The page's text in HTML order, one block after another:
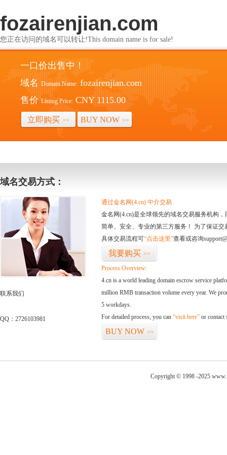
fozairenjian.com
您正在访问的域名可以转让!This domain name is for sale!
一口价出售中！
域名 Domain Name: fozairenjian.com
售价 Listing Price: CNY 1115.00
立即购买 >> BUY NOW >>
域名交易方式：
联系我们
QQ：2726103981
通过金名网(4.cn) 中介交易
金名网(4.cn)是全球领先的域名交易服务机构
简单、安全、专业的第三方服务！ 为了保证
具体交易流程可“点击这里”查看或咨询
我要购买 >>
Process Overview:
4.cn is a world leading domain escrow service
million RMB transaction volume every year. We
5 workdays.
For detailed process, you can “visit here” or contact
BUY NOW >>
Copyright © 1998 -2025